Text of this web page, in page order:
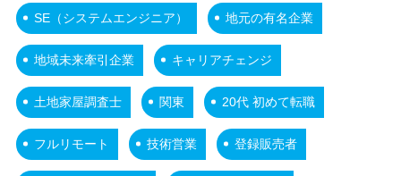
SE（システムエンジニア） 地元の有名企業
地域未来牽引企業 キャリアチェンジ
土地家屋調査士 関東 20代 初めて転職
フルリモート 技術営業 登録販売者